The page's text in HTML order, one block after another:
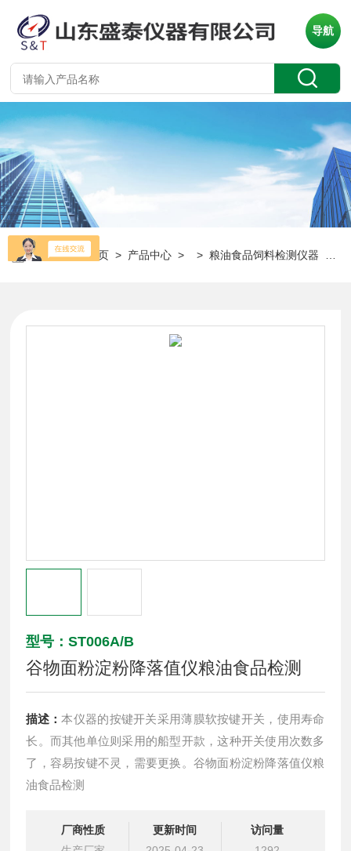
导航
当前位置：首页 > 产品中心 > >粮油食品饲料检测仪器
型号：ST006A/B
谷物面粉淀粉降落值仪粮油食品检测
描述：本仪器的按键开关采用薄膜软按键开关，使用寿命
长。而其他单位则采用的船型开款，这种开关使用次数多
了，容易按键不灵，需要更换。谷物面粉淀粉降落值仪粮
油食品检测
厂商性质
更新时间
访问量